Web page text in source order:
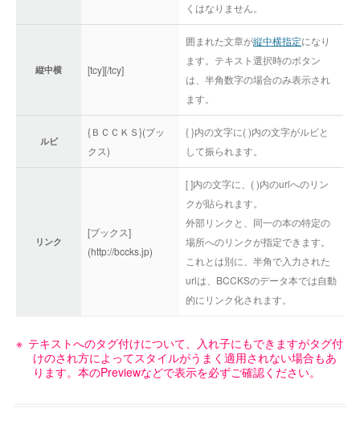
くはなりません。
縦中横 [tcy][/tcy]
囲まれた文章が縦中横指定になり
ます。テキスト選択時のボタン
は、半角数字の場合のみ表示され
ます。
ルビ
{ＢＣＣＫＳ}(ブッ
クス)
{ }内の文字に( )内の文字がルビと
して振られます。
リンク
[ブックス]
(http://bccks.jp)
[ ]内の文字に、( )内のurlへのリン
クが貼られます。
外部リンクと、同一の本の特定の
場所へのリンクが指定できます。
これとは別に、半角で入力された
urlは、BCCKSのデータ本では自動
的にリンク化されます。
テキストへのタグ付けについて、入れ子にもできますがタグ付
けのされ方によってスタイルがうまく適用されない場合もあ
ります。本のPreviewなどで表示を必ずご確認ください。